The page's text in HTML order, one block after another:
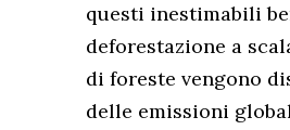
questi inestimabili
deforestazione a
di foreste vengono
delle emissioni